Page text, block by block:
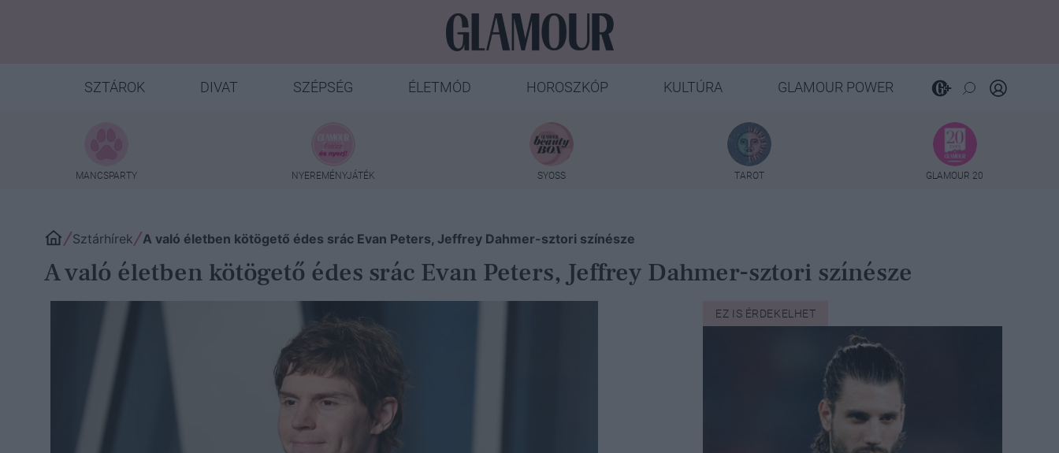
SZTÁROK DIVAT SZÉPSÉG ÉLETMÓD HOROSZKÓP KULTÚRA GLAMOUR POWER
MANCSPARTY NYEREMÉNYJÁTÉK SYOSS TAROT GLAMOUR 20
Sztárhírek A való életben kötögető édes srác Evan Peters, Jeffrey Dahmer-sztori színésze
A való életben kötögető édes srác Evan Peters, Jeffrey Dahmer-sztori színésze
EZ IS ÉRDEKELHET